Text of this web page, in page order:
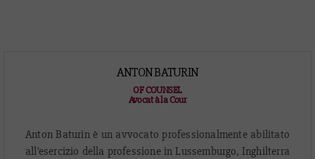
ANTON BATURIN
OF COUNSEL
Avocat à la Cour
Anton Baturin è un avvocato professionalmente abilitato
all’esercizio della professione in Lussemburgo, Inghilterra